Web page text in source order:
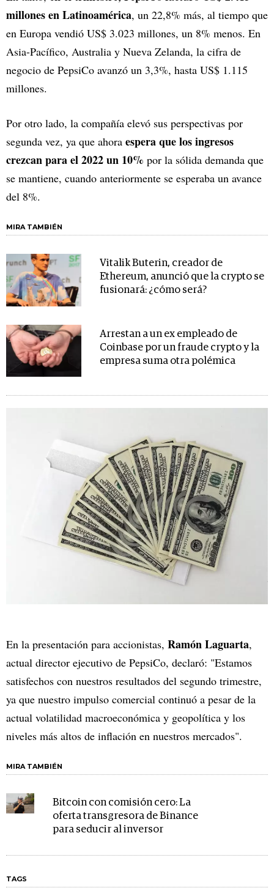
millones en Latinoamérica, un 22,8% más, al tiempo que
en Europa vendió US$ 3.023 millones, un 8% menos. En
Asia-Pacífico, Australia y Nueva Zelanda, la cifra de
negocio de PepsiCo avanzó un 3,3%, hasta US$ 1.115
millones.
Por otro lado, la compañía elevó sus perspectivas por
segunda vez, ya que ahora espera que los ingresos
crezcan para el 2022 un 10% por la sólida demanda que
se mantiene, cuando anteriormente se esperaba un avance
del 8%.
MIRA TAMBIÉN
Vitalik Buterin, creador de
Ethereum, anunció que la crypto se
fusionará: ¿cómo será?
Arrestan a un ex empleado de
Coinbase por un fraude crypto y la
empresa suma otra polémica
En la presentación para accionistas, Ramón Laguarta,
actual director ejecutivo de PepsiCo, declaró: "Estamos
satisfechos con nuestros resultados del segundo trimestre,
ya que nuestro impulso comercial continuó a pesar de la
actual volatilidad macroeconómica y geopolítica y los
niveles más altos de inflación en nuestros mercados".
MIRA TAMBIÉN
Bitcoin con comisión cero: La
oferta transgresora de Binance
para seducir al inversor
TAGS